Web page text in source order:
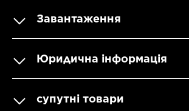
Завантаження
Юридична інформація
супутні товари